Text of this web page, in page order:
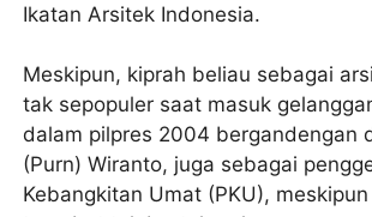
Ikatan Arsitek Indonesia.
Meskipun, kiprah beliau sebagai
tak sepopuler saat masuk
dalam pilpres 2004 bergandengan
(Purn) Wiranto, juga sebagai
Kebangkitan Umat (PKU),